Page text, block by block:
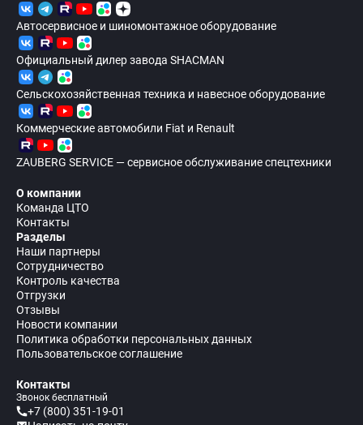
Автосервисное и шиномонтажное оборудование
Официальный дилер завода SHACMAN
Сельскохозяйственная техника и навесное оборудование
Коммерческие автомобили Fiat и Renault
ZAUBERG SERVICE — сервисное обслуживание спецтехники
О компании
Команда ЦТО
Контакты
Разделы
Наши партнеры
Сотрудничество
Контроль качества
Отгрузки
Отзывы
Новости компании
Политика обработки персональных данных
Пользовательское соглашение
Контакты
Звонок бесплатный
+7 (800) 351-19-01